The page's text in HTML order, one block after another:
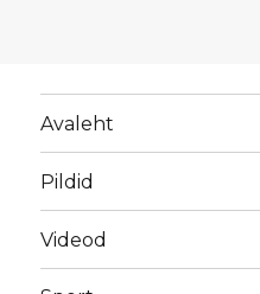
Avaleht
Pildid
Videod